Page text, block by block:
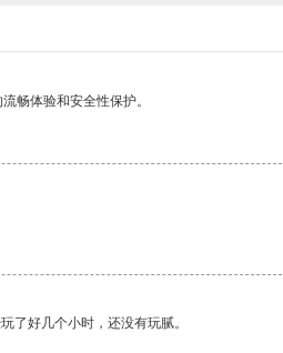
畅体验和安全性保护。
了好几个小时，还没有玩腻。